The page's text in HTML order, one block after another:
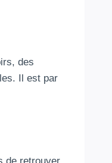
des
Il est par